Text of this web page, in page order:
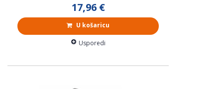
17,96 €
U košaricu
Usporedi